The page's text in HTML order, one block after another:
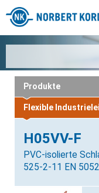
Produkte
Flexible
H05VV-F
PVC-isolierte
525-2-11 EN